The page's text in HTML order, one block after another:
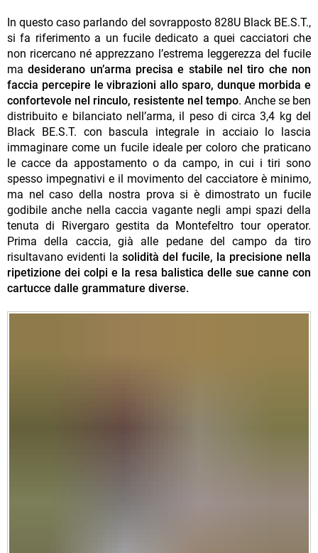
In questo caso parlando del sovrapposto 828U Black BE.S.T.,
si fa riferimento a un fucile dedicato a quei cacciatori che
non ricercano né apprezzano l’estrema leggerezza del fucile
madesiderano un’arma precisa e stabile nel tiro che non
faccia percepire le vibrazioni allo sparo, dunque morbida e
confortevole nel rinculo, resistente nel tempo. Anche se ben
distribuito e bilanciato nell’arma, il peso di circa 3,4 kg del
Black BE.S.T. con bascula integrale in acciaio lo lascia
immaginare come un fucile ideale per coloro che praticano
le cacce da appostamento o da campo, in cui i tiri sono
spesso impegnativi e il movimento del cacciatore è minimo,
ma nel caso della nostra prova si è dimostrato un fucile
godibile anche nella caccia vagante negli ampi spazi della
tenuta di Rivergaro gestita da Montefeltro tour operator.
Prima della caccia, già alle pedane del campo da tiro
risultavano evidenti la solidità del fucile, la precisione nella
ripetizione dei colpi e la resa balistica delle sue canne con
cartucce dalle grammature diverse.